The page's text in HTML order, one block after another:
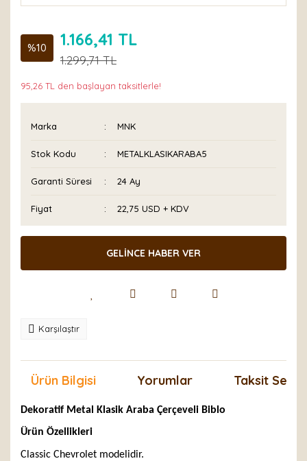
%10 1.166,41 TL
1.299,71 TL
95,26 TL den başlayan taksitlerle!
Marka MNK
Stok Kodu METALKLASIKARABA5
Garanti Süresi 24 Ay
Fiyat 22,75 USD + KDV
GELİNCE HABER VER
Karşılaştır
Ürün Bilgisi Yorumlar Taksit
Dekoratif Metal Klasik Araba Çerçeveli Biblo
Ürün Özellikleri
Classic Chevrolet modelidir.